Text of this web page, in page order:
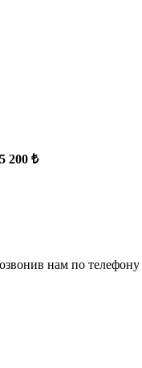
200 ₺
нам по телефону